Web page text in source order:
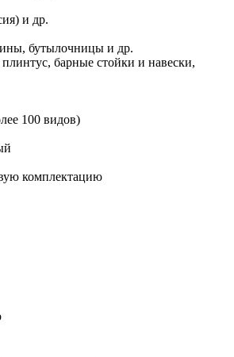
и др.
бутылочницы и др.
барные стойки и навески,
100 видов)
комплектацию